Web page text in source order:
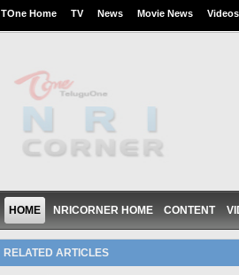
TOne Home TV News Movie News Videos
HOME NRICORNER HOME CONTENT
RELATED ARTICLES